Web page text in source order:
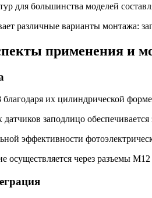
для большинства моделей
различные варианты монтажа:
применения и
их цилиндрической
заподлицо
эффективности
осуществляется через разъемы